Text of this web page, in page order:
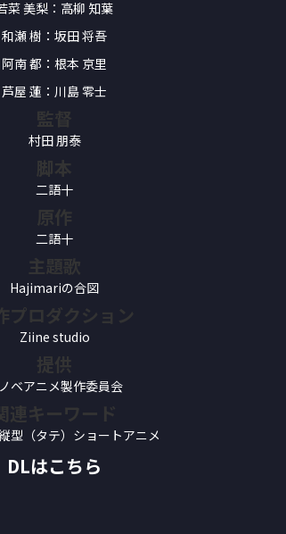
菜 美梨：高柳 知葉
和瀬 樹：坂田 将吾
阿南 都：根本 京里
芦屋 蓮：川島 零士
監督
村田 朋泰
脚本
二語十
原作
二語十
主題歌
Hajimariの合図
プロダクション
Ziine studio
提供
ベアニメ製作委員会
連キーワード
型（タテ）ショートアニメ
DLはこちら